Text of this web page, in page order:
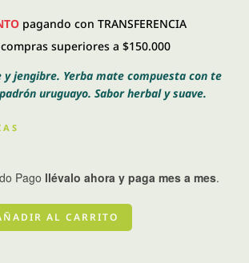
pagando con TRANSFERENCIA
superiores a $150.000
y jengibre. Yerba mate compuesta con te
uruguayo. Sabor herbal y suave.
Pago llévalo ahora y paga mes a mes.
AL CARRITO